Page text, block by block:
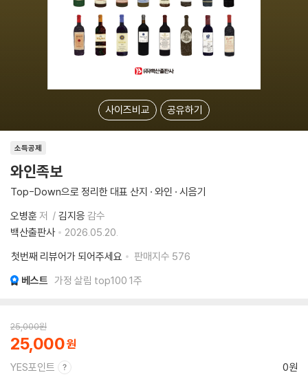
사이즈비교 공유하기
소득공제
와인족보
Top-Down으로 정리한 대표 산지 · 와인 · 시음기
오병훈 저 김지응 감수
백산출판사
2026.05.20.
첫번째 리뷰어가 되어주세요
판매지수 576
베스트 가정 살림 top100 1주
25,000원
25,000
YES포인트 0원